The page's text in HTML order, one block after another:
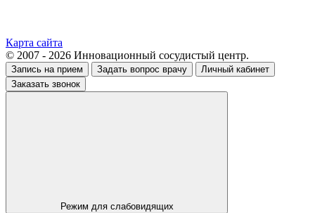
Карта сайта
© 2007 - 2026 Инновационный сосудистый центр.
Запись на прием Задать вопрос врачу
Личный кабинет
Заказать звонок
Режим для слабовидящих